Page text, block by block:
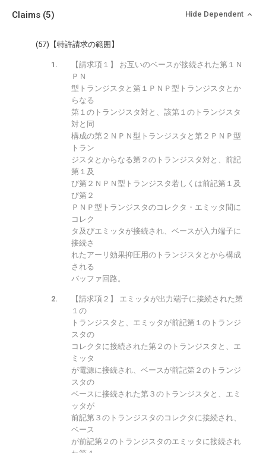
Claims (5) Hide Dependent
(57)【特許請求の範囲】
【請求項１】 お互いのベースが接続された第１Ｎ
ＰＮ
型トランジスタと第１ＰＮＰ型トランジスタとか
らなる
第１のトランジスタ対と、該第１のトランジスタ
対と同
構成の第２ＮＰＮ型トランジスタと第２ＰＮＰ型
トラン
ジスタとからなる第２のトランジスタ対と、前記
第１及
び第２ＮＰＮ型トランジスタ若しくは前記第１及
び第２
ＰＮＰ型トランジスタのコレクタ・エミッタ間に
コレク
タ及びエミッタが接続され、ベースが入力端子に
接続さ
れたアーリ効果抑圧用のトランジスタとから構成
される
バッファ回路。
【請求項２】 エミッタが出力端子に接続された第
１の
トランジスタと、エミッタが前記第１のトランジ
スタの
コレクタに接続された第２のトランジスタと、エ
ミッタ
が電源に接続され、ベースが前記第２のトランジ
スタの
ベースに接続された第３のトランジスタと、エミ
ッタが
前記第３のトランジスタのコレクタに接続され、
ベース
が前記第２のトランジスタのエミッタに接続され